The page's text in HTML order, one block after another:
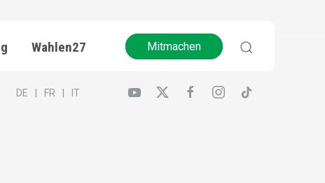
Wahlen27 Mitmachen
DE FR IT